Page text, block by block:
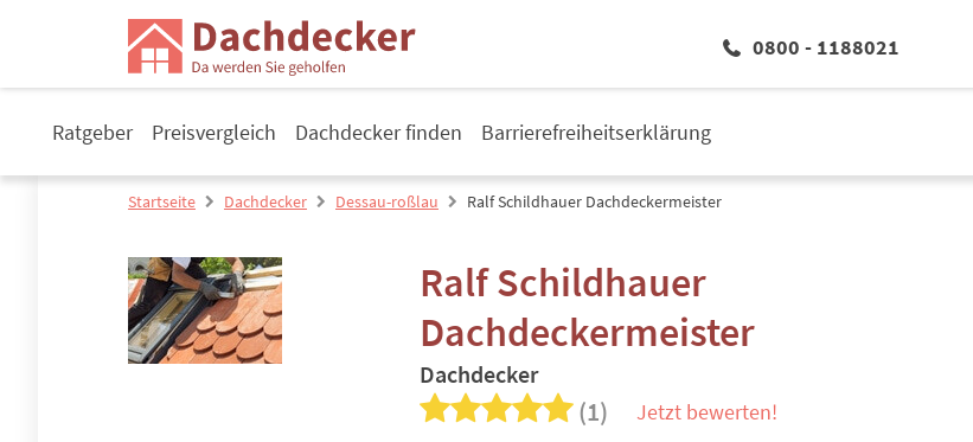
0800 - 1188021
Ratgeber Preisvergleich Dachdecker finden Barrierefreiheitserklärung
Startseite Dachdecker Dessau-roßlau Ralf Schildhauer Dachdeckermeister
Ralf Schildhauer
Dachdeckermeister
Dachdecker
(1) Jetzt bewerten!